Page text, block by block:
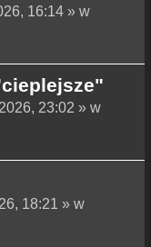
16:14 » w
23:02 » w
18:21 » w